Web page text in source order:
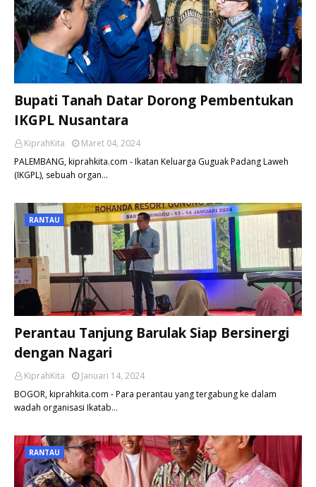
Bupati Tanah Datar Dorong Pembentukan
IKGPL Nusantara
KiprahKita
Maret 04, 2024
PALEMBANG, kiprahkita.com - Ikatan Keluarga Guguak Padang Laweh
(IKGPL), sebuah organ…
RANTAU
Perantau Tanjung Barulak Siap Bersinergi
dengan Nagari
KiprahKita
Januari 14, 2024
BOGOR, kiprahkita.com - Para perantau yang tergabung ke dalam
wadah organisasi Ikatab…
RANTAU